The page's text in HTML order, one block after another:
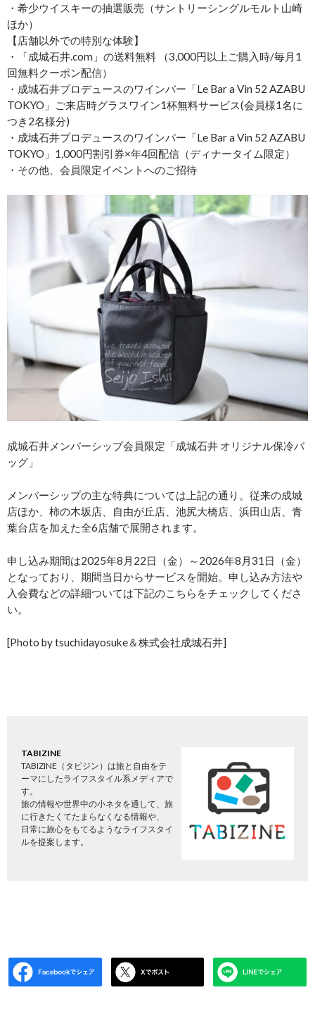
・希少ウイスキーの抽選販売（サントリーシングルモルト山崎
ほか）
【店舗以外での特別な体験】
・「成城石井.com」の送料無料 （3,000円以上ご購入時/毎月1
回無料クーポン配信）
・成城石井プロデュースのワインバー「Le Bar a Vin 52 AZABU
TOKYO」ご来店時グラスワイン1杯無料サービス(会員様1名に
つき2名様分)
・成城石井プロデュースのワインバー「Le Bar a Vin 52 AZABU
TOKYO」1,000円割引券×年4回配信（ディナータイム限定）
・その他、会員限定イベントへのご招待
成城石井メンバーシップ会員限定「成城石井 オリジナル保冷バ
ッグ」
メンバーシップの主な特典については上記の通り。従来の成城
店ほか、柿の木坂店、自由が丘店、池尻大橋店、浜田山店、青
葉台店を加えた全6店舗で展開されます。
申し込み期間は2025年8月22日（金）～2026年8月31日（金）
となっており、期間当日からサービスを開始。申し込み方法や
入会費などの詳細ついては下記のこちらをチェックしてくださ
い。
[Photo by tsuchidayosuke＆株式会社成城石井]
TABIZINE
TABIZINE（タビジン）は旅と自由をテ
ーマにしたライフスタイル系メディアで
す。
旅の情報や世界中の小ネタを通して、旅
に行きたくてたまらなくなる情報や、
日常に旅心をもてるようなライフスタイ
ルを提案します。